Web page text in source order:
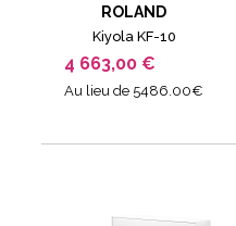
ROLAND
Kiyola KF-10
4 663,00 €
Au lieu de 5486.00€